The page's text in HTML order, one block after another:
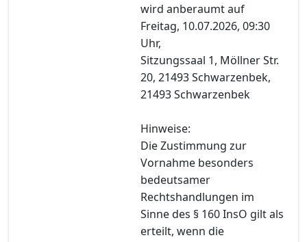
wird anberaumt auf
Freitag, 10.07.2026, 09:30
Uhr,
Sitzungssaal 1, Möllner Str.
20, 21493 Schwarzenbek,
21493 Schwarzenbek
Hinweise:
Die Zustimmung zur
Vornahme besonders
bedeutsamer
Rechtshandlungen im
Sinne des § 160 InsO gilt als
erteilt, wenn die